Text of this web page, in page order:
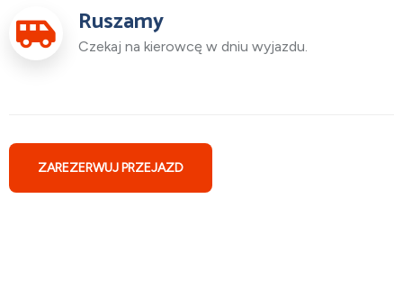
Ruszamy
Czekaj na kierowcę w dniu wyjazdu.
ZAREZERWUJ PRZEJAZD